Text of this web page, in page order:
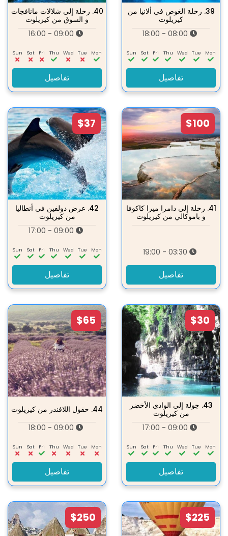
39. رحلة الغوص في ألانيا من
كيزيلوت
Mon
Tue
Wed
Thu
Fri
Sat
Sun
تفاصيل
40. رحلة إلي شلالات مانافجات
و السوق من كيزيلوت
Mon
Tue
Wed
Thu
Fri
Sat
Sun
تفاصيل
$100
41. رحلة إلى دامرا ميرا كاكوفا
و باموكالي من كيزيلوت
تفاصيل
$37
42. عرض دولفين في أنطاليا
من كيزيلوت
Mon
Tue
Wed
Thu
Fri
Sat
Sun
تفاصيل
$30
43. جولة إلي الوادي الأخضر
من كيزيلوت
Mon
Tue
Wed
Thu
Fri
Sat
Sun
تفاصيل
$65
44. حقول اللافندر من کیزیلوت
Mon
Tue
Wed
Thu
Fri
Sat
Sun
تفاصيل
$225
$250